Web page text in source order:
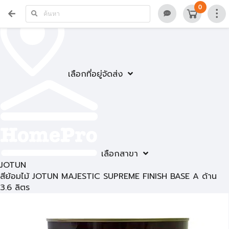
เลือกที่อยู่จัดส่ง
เลือกสาขา
0
JOTUN
สีย้อมไม้ JOTUN MAJESTIC SUPREME FINISH BASE A ด้าน
3.6 ลิตร